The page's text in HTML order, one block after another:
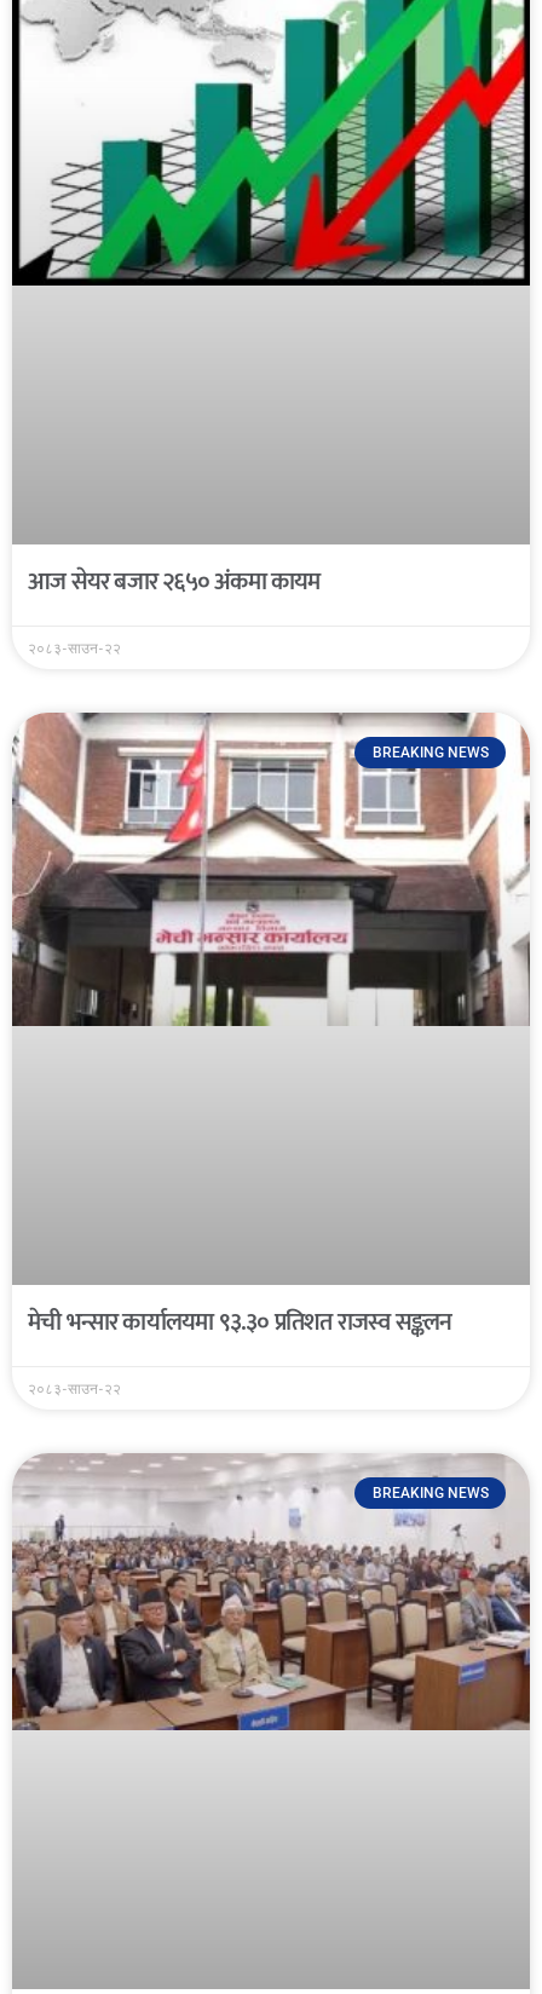
आज सेयर बजार २६५० अंकमा कायम
२०८३-साउन-२२
BREAKING NEWS
मेची भन्सार कार्यालयमा ९३.३० प्रतिशत राजस्व सङ्कलन
२०८३-साउन-२२
BREAKING NEWS